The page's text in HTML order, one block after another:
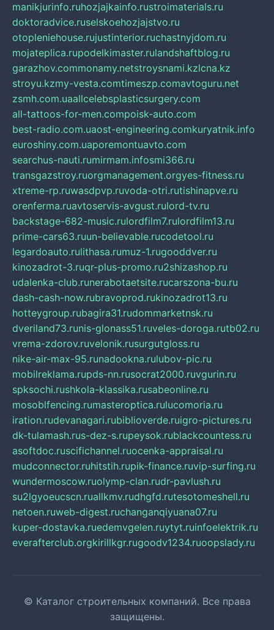
manikjurinfo.ruhozjajkainfo.rustroimaterials.ru
doktoradvice.ruselskoehozjajstvo.ru
otopleniehouse.rujustinterior.ruchastnyjdom.ru
mojateplica.rupodelkimaster.rulandshaftblog.ru
garazhov.commonamy.netstroysnami.kzlcna.kz
stroyu.kzmy-vesta.comtimeszp.comavtoguru.net
zsmh.com.uaallcelebsplasticsurgery.com
all-tattoos-for-men.compoisk-auto.com
best-radio.com.uaost-engineering.comkuryatnik.info
euroshiny.com.uaporemontuavto.com
searchus-nauti.rumirmam.infosmi366.ru
transgazstroy.ruorgmanagement.orgyes-fitness.ru
xtreme-rp.ruwasdpvp.ruvoda-otri.rutishinapve.ru
orenferma.ruavtoservis-avgust.rulord-tv.ru
backstage-682-music.rulordfilm7.rulordfilm13.ru
prime-cars63.ruun-believable.rucodetool.ru
legardoauto.rulithasa.rumuz-1.rugooddver.ru
kinozadrot-3.ruqr-plus-promo.ru2shizashop.ru
udalenka-club.runerabotaetsite.rucarszona-bu.ru
dash-cash-now.rubravoprod.rukinozadrot13.ru
hotteygroup.rubagira31.rudommarketnsk.ru
dveriland73.runis-glonass51.ruveles-doroga.rutb02.ru
vrema-zdorov.ruvelonik.rusurgutgloss.ru
nike-air-max-95.runadookna.rulubov-pic.ru
mobilreklama.rupds-nn.rusocrat2000.ruvgurin.ru
spksochi.rushkola-klassika.rusabeonline.ru
mosoblfencing.rumasteroptica.rulucomoria.ru
iration.rudevanagari.rubiblioverde.ruigro-pictures.ru
dk-tulamash.rus-dez-s.rupeysok.rublackcountess.ru
asoftdoc.ruscifichannel.ruocenka-appraisal.ru
mudconnector.ruhitstih.rupik-finance.ruvip-surfing.ru
wundermoscow.ruolymp-clan.rudr-pavlush.ru
su2lgyoeucscn.ruallkmv.rudhgfd.rutesotomeshell.ru
netoen.ruweb-digest.ruchanganqiyuana07.ru
kuper-dostavka.ruedemvgelen.ruytyt.ruinfoelektrik.ru
everafterclub.orgkirillkgr.rugoodv1234.ruoopslady.ru
© Каталог строительных компаний. Все права
защищены.